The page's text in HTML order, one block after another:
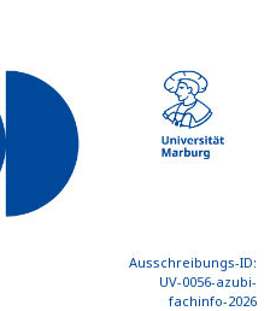
Ausschreibungs-ID:
UV-0056-azubi-
fachinfo-2026